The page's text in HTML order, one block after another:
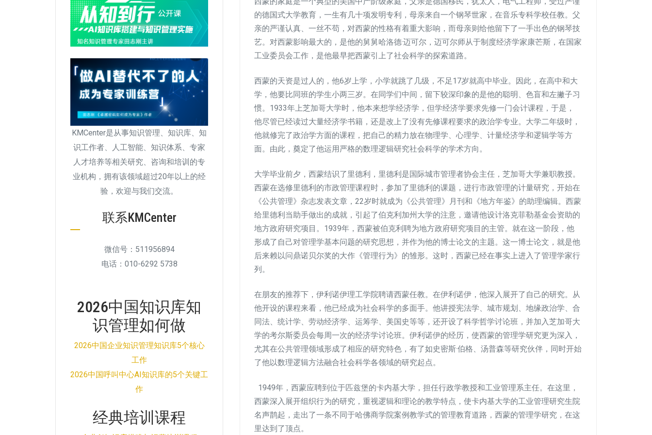
的德国式大学教育，一生有几十项发明专利，母亲来自一个钢琴世家，在音乐专科学校任教。父
亲的严谨认真、一丝不苟，对西蒙的性格有着重大影响，而母亲则给他留下了一手出色的钢琴技
艺。对西蒙影响最大的，是他的舅舅哈洛德·迈可尔，迈可尔师从于制度经济学家康芒斯，在国家
工业委员会工作，是他最早把西蒙引上了社会科学的探索道路。
西蒙的天资是过人的，他6岁上学，小学就跳了几级，不足17岁就高中毕业。因此，在高中和大
学，他要比同班的学生小两三岁。在同学们中间，留下较深印象的是他的聪明、色盲和左撇子习
惯。1933年上芝加哥大学时，他本来想学经济学，但学经济学要求先修一门会计课程，于是，
他尽管已经读过大量经济学书籍，还是改上了没有先修课程要求的政治学专业。大学二年级时，
他就修完了政治学方面的课程，把自己的精力放在物理学、心理学、计量经济学和逻辑学等方
面。由此，奠定了他运用严格的数理逻辑研究社会科学的学术方向。
大学毕业前夕，西蒙结识了里德利，里德利是国际城市管理者协会主任，芝加哥大学兼职教授。
西蒙在选修里德利的市政管理课程时，参加了里德利的课题，进行市政管理的计量研究，开始在
《公共管理》杂志发表文章，22岁时就成为《公共管理》月刊和《地方年鉴》的助理编辑。西蒙
给里德利当助手做出的成就，引起了伯克利加州大学的注意，邀请他设计洛克菲勒基金会资助的
地方政府研究项目。1939年，西蒙被伯克利聘为地方政府研究项目的主管。就在这一阶段，他
形成了自己对管理学基本问题的研究思想，并作为他的博士论文的主题。这一博士论文，就是他
后来赖以问鼎诺贝尔奖的大作《管理行为》的雏形。这时，西蒙已经在事实上进入了管理学家行
列。
在朋友的推荐下，伊利诺伊理工学院聘请西蒙任教。在伊利诺伊，他深入展开了自己的研究。从
他开设的课程来看，他已经成为社会科学的多面手。他讲授宪法学、城市规划、地缘政治学、合
同法、统计学、劳动经济学、运筹学、美国史等等，还开设了科学哲学讨论班，并加入芝加哥大
学的考尔斯委员会每周一次的经济学讨论班。伊利诺伊的经历，使西蒙的管理学研究更为深入，
尤其在公共管理领域形成了相应的研究特色，有了如史密斯·伯格、汤普森等研究伙伴，同时开始
了他以数理逻辑方法融合社会科学各领域的研究起点。
1949年，西蒙应聘到位于匹兹堡的卡内基大学，担任行政学教授和工业管理系主任。在这里，
西蒙深入展开组织行为的研究，重视逻辑和理论的教学特点，使卡内基大学的工业管理研究生院
名声鹊起，走出了一条不同于哈佛商学院案例教学式的管理教育道路，西蒙的管理学研究，在这
里达到了顶点。
KMCenter是从事知识管理、知识库、知
识工作者、人工智能、知识体系、专家
人才培养等相关研究、咨询和培训的专
业机构，拥有该领域超过20年以上的经
验，欢迎与我们交流。
联系KMCenter
微信号：511956894
电话：010-6292 5738
2026中国知识库知
识管理如何做
2026中国企业知识管理知识库5个核心
工作
2026中国呼叫中心AI知识库的5个关键工
作
经典培训课程